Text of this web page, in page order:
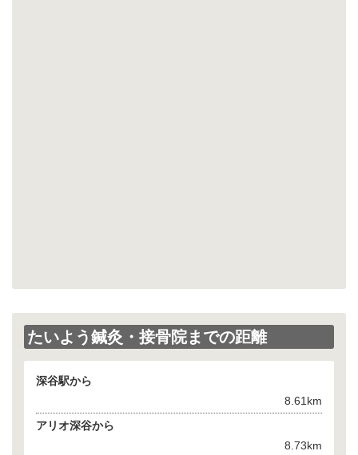
たいよう鍼灸・接骨院までの距離
深谷駅から
8.61km
アリオ深谷から
8.73km